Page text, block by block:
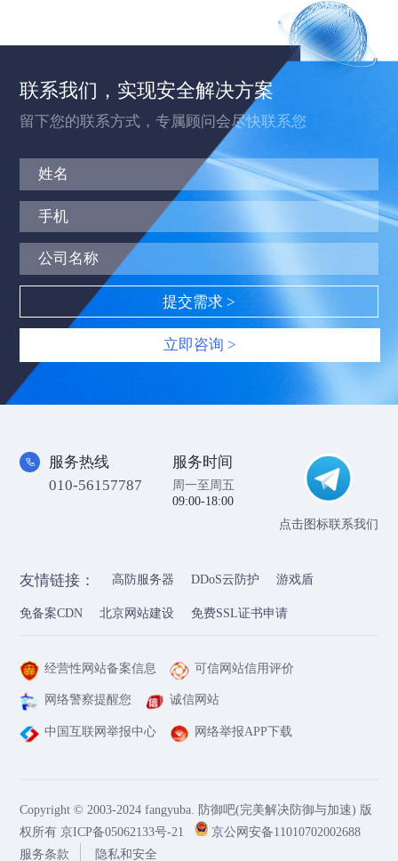
联系我们，实现安全解决方案
留下您的联系方式，专属顾问会尽快联系您
立即咨询 >
服务热线
010-56157787
服务时间
周一至周五
09:00-18:00
点击图标联系我们
友情链接： 高防服务器 DDoS云防护 游戏盾
免备案CDN 北京网站建设 免费SSL证书申请
经营性网站备案信息 可信网站信用评价
网络警察提醒您 诚信网站
中国互联网举报中心 网络举报APP下载
Copyright © 2003-2024 fangyuba. 防御吧(完美解决防御与加速) 版
权所有京ICP备05062133号-21
京公网安备11010702002688
服务条款
隐私和安全